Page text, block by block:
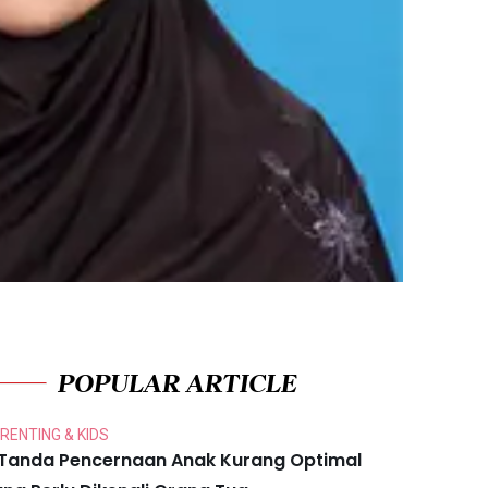
POPULAR ARTICLE
& KIDS
Pencernaan Anak Kurang Optimal